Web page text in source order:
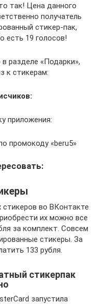
так! Цена данного
получатель
стикер-пак,
есть 19 голосов!
разделе «Подарки»,
к стикерам:
приложения:
промокоду «beru5»
стикеров во ВКонтакте
их можно все
за комплект. Совсем
стикеры. За
133 рубля.
стикерпак
запустила